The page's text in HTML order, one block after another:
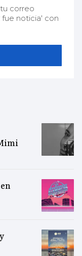
correo
noticia' con